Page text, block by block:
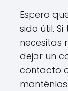
Espero
sido útil.
necesitas
dejar un
contacto